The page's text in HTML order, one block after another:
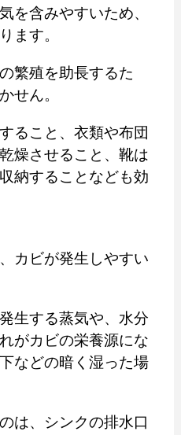
を含みやすいため、
ます。
繁殖を助長するた
せん。
ること、衣類や布団
燥させること、靴は
納することなども効
カビが発生しやすい
生する蒸気や、水分
がカビの栄養源にな
などの暗く湿った場
は、シンクの排水口